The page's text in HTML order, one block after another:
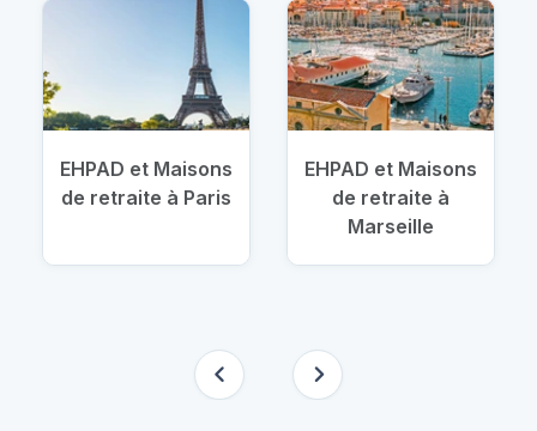
EHPAD et Maisons
de retraite à Paris
EHPAD et Maisons
de retraite à
Marseille